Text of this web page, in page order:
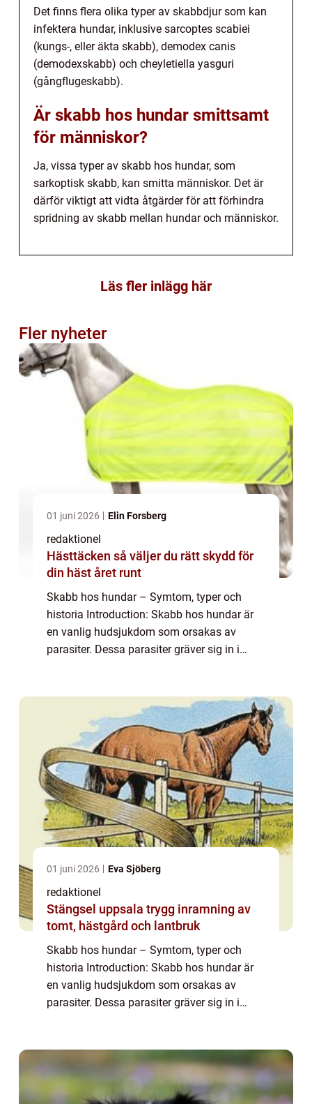
Det finns flera olika typer av skabbdjur som kan
infektera hundar, inklusive sarcoptes scabiei
(kungs-, eller äkta skabb), demodex canis
(demodexskabb) och cheyletiella yasguri
(gångflugeskabb).
Är skabb hos hundar smittsamt
för människor?
Ja, vissa typer av skabb hos hundar, som
sarkoptisk skabb, kan smitta människor. Det är
därför viktigt att vidta åtgärder för att förhindra
spridning av skabb mellan hundar och människor.
Läs fler inlägg här
Fler nyheter
01 juni 2026 Elin Forsberg
redaktionel
Hästtäcken så väljer du rätt skydd för
din häst året runt
Skabb hos hundar – Symtom, typer och
historia Introduction: Skabb hos hundar är
en vanlig hudsjukdom som orsakas av
parasiter. Dessa parasiter gräver sig in i
01 juni 2026 Eva Sjöberg
redaktionel
Stängsel uppsala trygg inramning av
tomt, hästgård och lantbruk
Skabb hos hundar – Symtom, typer och
historia Introduction: Skabb hos hundar är
en vanlig hudsjukdom som orsakas av
parasiter. Dessa parasiter gräver sig in i